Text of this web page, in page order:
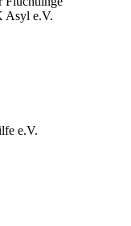
Asyl e.V.
e.V.